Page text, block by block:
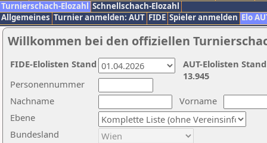
Turnierschach-Elozahl Schnellschach-Elozahl
Allgemeines Turnier anmelden: AUT FIDE Spieler anmelden Elo
Willkommen bei den offiziellen
Nachname
Vorname
Ebene
Personennummer
Bundesland
AUT-Elolisten
13.945
FIDE-Elolisten Stand